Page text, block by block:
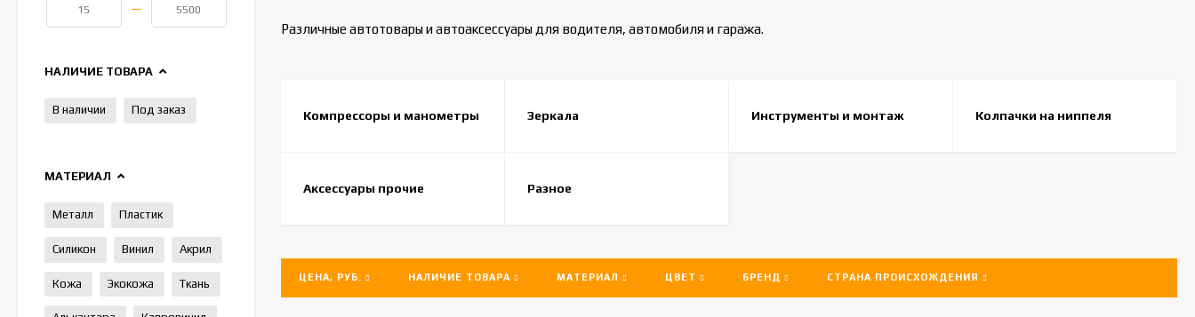
Различные автотовары и автоаксессуары для водителя, автомобиля и гаража.
Компрессоры и манометры Зеркала Инструменты и монтаж Колпачки на ниппеля
Аксессуары прочие Разное
ЦЕНА, РУБ. НАЛИЧИЕ ТОВАРА МАТЕРИАЛ ЦВЕТ БРЕНД СТРАНА ПРОИСХОЖДЕНИЯ
—
НАЛИЧИЕ ТОВАРА
В наличии Под заказ
МАТЕРИАЛ
Металл Пластик
Силикон Винил Акрил
Кожа Экокожа Ткань